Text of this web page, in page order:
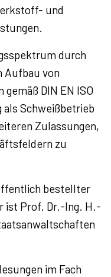
und
durch
Aufbau von
DIN EN ISO
als Schweißbetrieb
Zulassungen,
zu
bestellter
ist Prof. Dr.-Ing. H.-
im Fach